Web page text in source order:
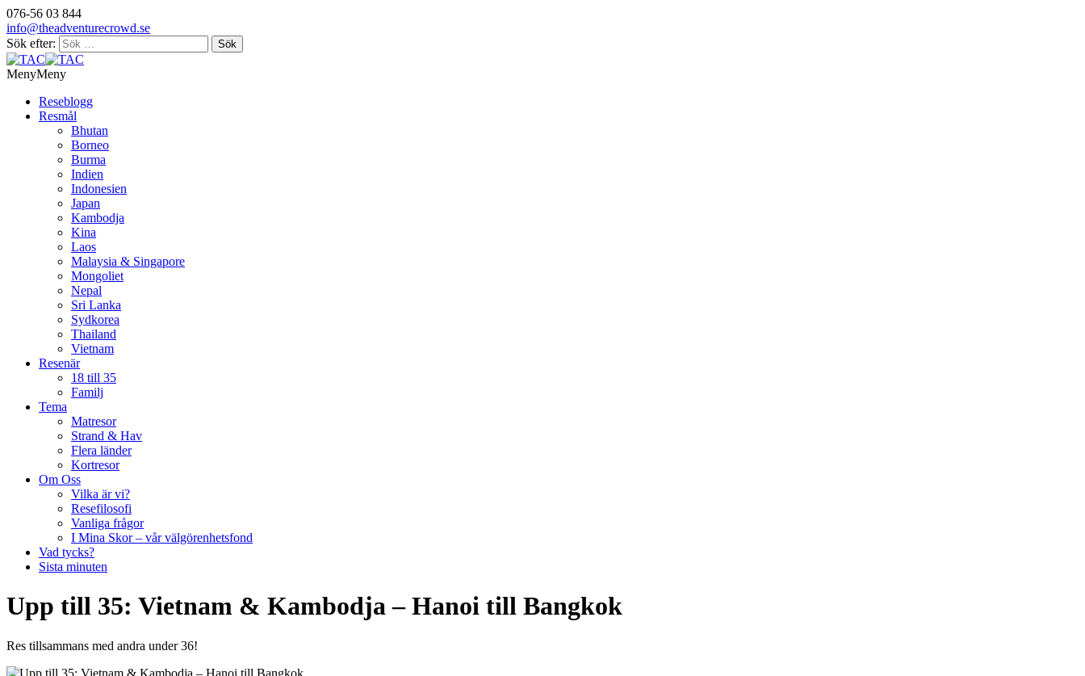
076-56 03 844
info@theadventurecrowd.se
Sök efter:
MenyMeny
Reseblogg
Resmål
Bhutan
Borneo
Burma
Indien
Indonesien
Japan
Kambodja
Kina
Laos
Malaysia & Singapore
Mongoliet
Nepal
Sri Lanka
Sydkorea
Thailand
Vietnam
Resenär
18 till 35
Familj
Tema
Matresor
Strand & Hav
Flera länder
Kortresor
Om Oss
Vilka är vi?
Resefilosofi
Vanliga frågor
I Mina Skor – vår välgörenhetsfond
Vad tycks?
Sista minuten
Upp till 35: Vietnam & Kambodja – Hanoi till Bangkok
Res tillsammans med andra under 36!